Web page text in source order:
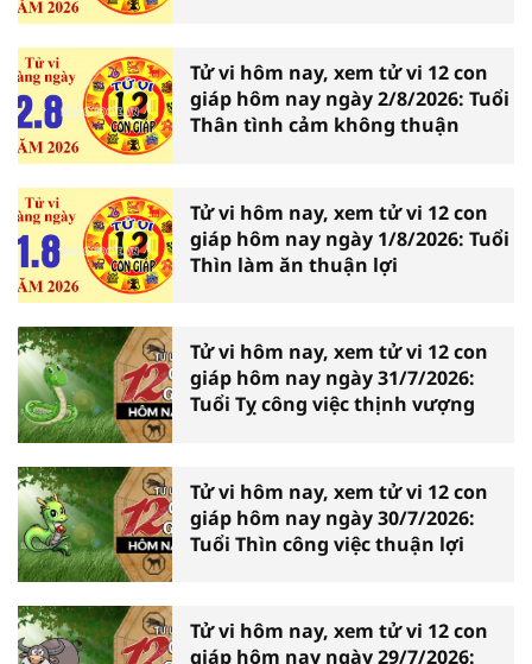
Tử vi hôm nay, xem tử vi 12 con
giáp hôm nay ngày 2/8/2026: Tuổi
Thân tình cảm không thuận
Tử vi hôm nay, xem tử vi 12 con
giáp hôm nay ngày 1/8/2026: Tuổi
Thìn làm ăn thuận lợi
Tử vi hôm nay, xem tử vi 12 con
giáp hôm nay ngày 31/7/2026:
Tuổi Tỵ công việc thịnh vượng
Tử vi hôm nay, xem tử vi 12 con
giáp hôm nay ngày 30/7/2026:
Tuổi Thìn công việc thuận lợi
Tử vi hôm nay, xem tử vi 12 con
giáp hôm nay ngày 29/7/2026: